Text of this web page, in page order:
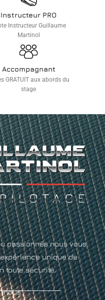
Instructeur PRO
Instructeur Guillaume
Martinol
Accompagnant
GRATUIT aux abords du
stage
passionnés nous vous
unique de
toute sécurité.
nous